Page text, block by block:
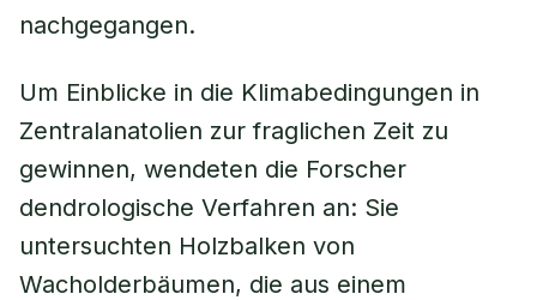
nachgegangen.
Um Einblicke in die Klimabedingungen in
Zentralanatolien zur fraglichen Zeit zu
gewinnen, wendeten die Forscher
dendrologische Verfahren an: Sie
untersuchten Holzbalken von
Wacholderbäumen, die aus einem